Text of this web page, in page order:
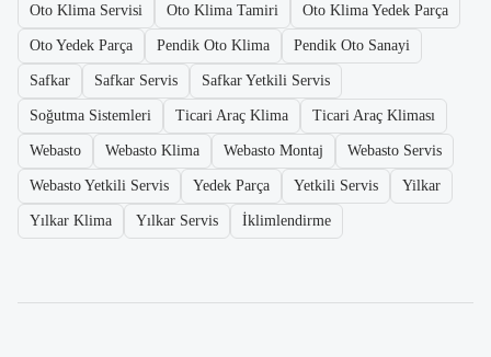
Oto Klima Servisi Oto Klima Tamiri Oto Klima Yedek Parça
Oto Yedek Parça Pendik Oto Klima Pendik Oto Sanayi
Safkar Safkar Servis Safkar Yetkili Servis
Soğutma Sistemleri Ticari Araç Klima Ticari Araç Kliması
Webasto Webasto Klima Webasto Montaj Webasto Servis
Webasto Yetkili Servis Yedek Parça Yetkili Servis Yilkar
Yılkar Klima Yılkar Servis İklimlendirme